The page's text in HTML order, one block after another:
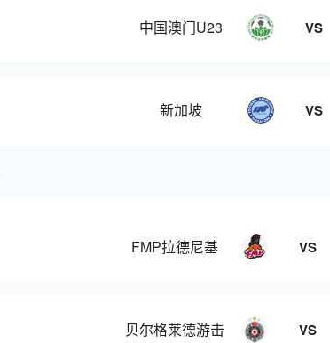
中国澳门U23 VS
新加坡 VS
FMP拉德尼基 VS
贝尔格莱德游击 VS